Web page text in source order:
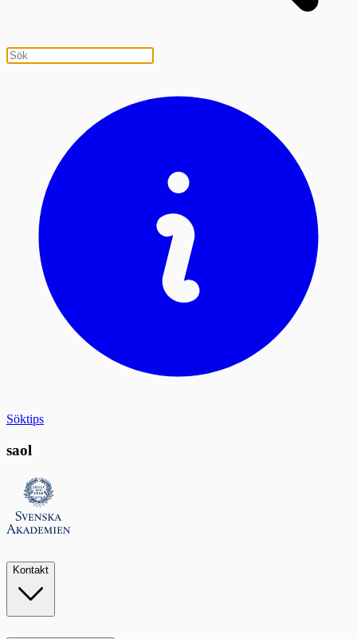
Söktips
saol
Kontakt